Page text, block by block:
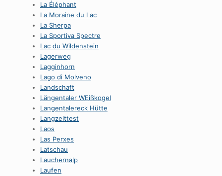
La Éléphant
La Moraine du Lac
La Sherpa
La Sportiva Spectre
Lac du Wildenstein
Lagerweg
Lagginhorn
Lago di Molveno
Landschaft
Längentaler WEißkogel
Langentalereck Hütte
Langzeittest
Laos
Las Perxes
Latschau
Lauchernalp
Laufen